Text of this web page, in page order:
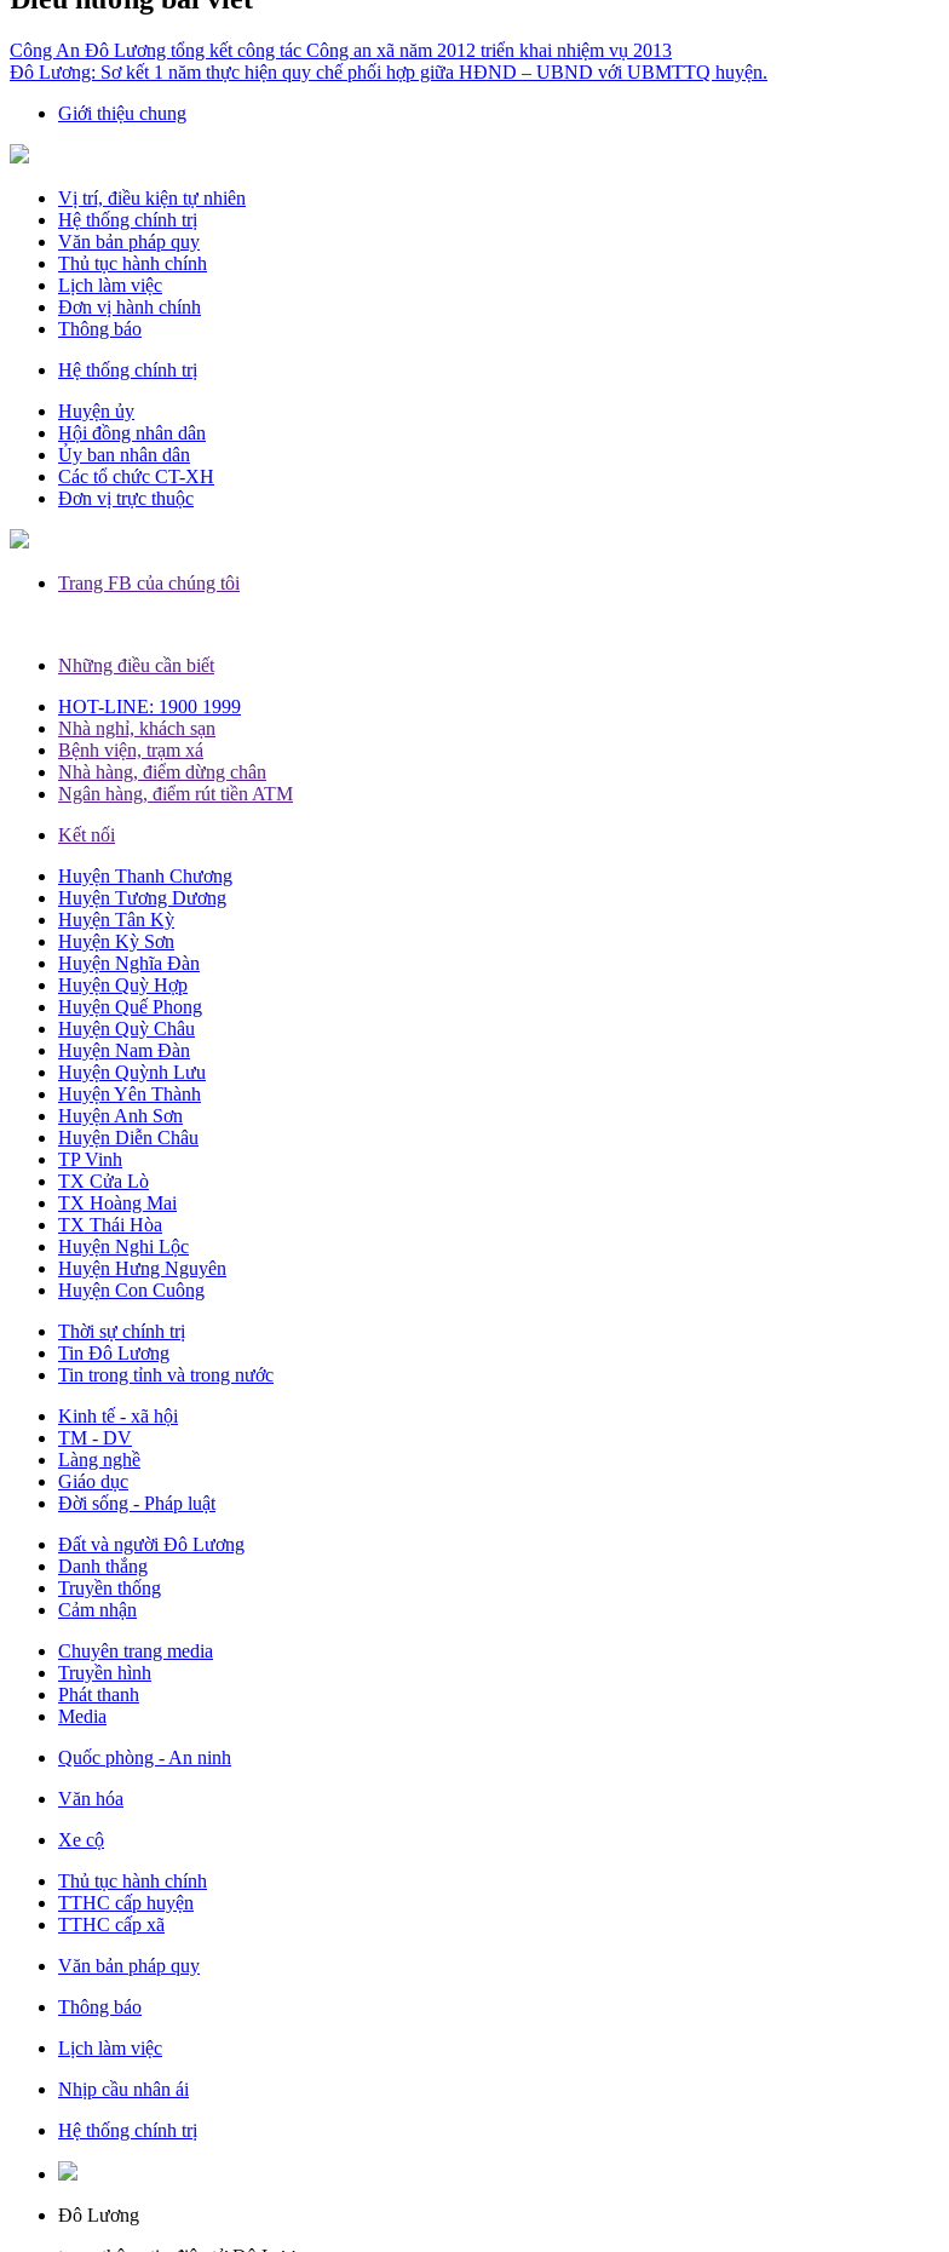
Công An Đô Lương tổng kết công tác Công an xã năm 2012 triển khai nhiệm vụ 2013
Đô Lương: Sơ kết 1 năm thực hiện quy chế phối hợp giữa HĐND – UBND với UBMTTQ huyện.
Giới thiệu chung
Vị trí, điều kiện tự nhiên
Hệ thống chính trị
Văn bản pháp quy
Thủ tục hành chính
Lịch làm việc
Đơn vị hành chính
Thông báo
Hệ thống chính trị
Huyện ủy
Hội đồng nhân dân
Ủy ban nhân dân
Các tổ chức CT-XH
Đơn vị trực thuộc
Trang FB của chúng tôi
Những điều cần biết
HOT-LINE: 1900 1999
Nhà nghỉ, khách sạn
Bệnh viện, trạm xá
Nhà hàng, điểm dừng chân
Ngân hàng, điểm rút tiền ATM
Kết nối
Huyện Thanh Chương
Huyện Tương Dương
Huyện Tân Kỳ
Huyện Kỳ Sơn
Huyện Nghĩa Đàn
Huyện Quỳ Hợp
Huyện Quế Phong
Huyện Quỳ Châu
Huyện Nam Đàn
Huyện Quỳnh Lưu
Huyện Yên Thành
Huyện Anh Sơn
Huyện Diễn Châu
TP Vinh
TX Cửa Lò
TX Hoàng Mai
TX Thái Hòa
Huyện Nghi Lộc
Huyện Hưng Nguyên
Huyện Con Cuông
Thời sự chính trị
Tin Đô Lương
Tin trong tỉnh và trong nước
Kinh tế - xã hội
TM - DV
Làng nghề
Giáo dục
Đời sống - Pháp luật
Đất và người Đô Lương
Danh thắng
Truyền thống
Cảm nhận
Chuyên trang media
Truyền hình
Phát thanh
Media
Quốc phòng - An ninh
Văn hóa
Xe cộ
Thủ tục hành chính
TTHC cấp huyện
TTHC cấp xã
Văn bản pháp quy
Thông báo
Lịch làm việc
Nhịp cầu nhân ái
Hệ thống chính trị
Đô Lương